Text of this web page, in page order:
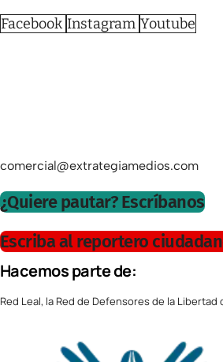
Facebook Instagram Youtube
comercial@extrategiamedios.com
¿Quiere pautar? Escríbanos
Escriba al reportero
Hacemos parte de:
Red Leal, la Red de Defensores de la